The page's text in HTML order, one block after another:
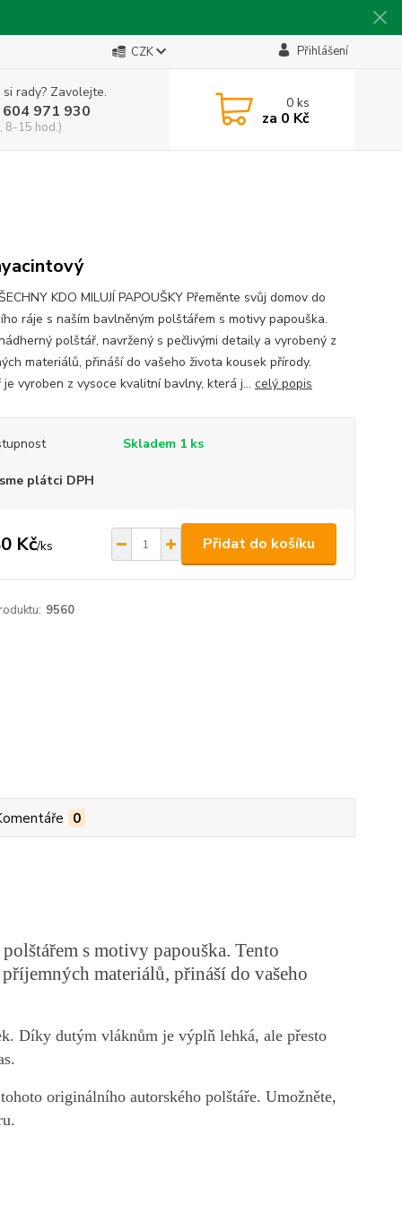
CZK Přihlášení
rady? Zavolejte.
971 930
8-15 hod.)
0ks
za 0 Kč
KDO MILUJÍ PAPOUŠKY Přeměnte svůj domov do
ráje s naším bavlněným polštářem s motivy papouška.
polštář, navržený s pečlivými detaily a vyrobený z
materiálů, přináší do vašeho života kousek přírody.
je vyroben z vysoce kvalitní bavlny, která j... celý popis
Skladem 1 ks
plátci DPH
Kč/ks Přidat do košíku
9560
0
s motivy papouška. Tento
materiálů, přináší do vašeho
Díky dutým vláknům je výplň lehká, ale přesto
originálního autorského polštáře. Umožněte,